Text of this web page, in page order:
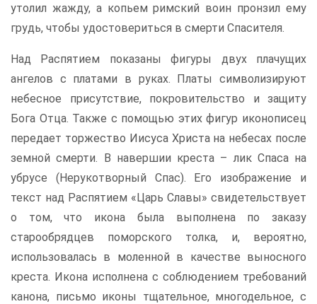
утолил жажду, а копьем римский воин пронзил ему
грудь, чтобы удостовериться в смерти Спасителя.
Над Распятием показаны фигуры двух плачущих
ангелов с платами в руках. Платы символизируют
небесное присутствие, покровительство и защиту
Бога Отца. Также с помощью этих фигур иконописец
передает торжество Иисуса Христа на небесах после
земной смерти. В навершии креста – лик Спаса на
убрусе (Нерукотворный Спас). Его изображение и
текст над Распятием «Царь Славы» свидетельствует
о том, что икона была выполнена по заказу
старообрядцев поморского толка, и, вероятно,
использовалась в моленной в качестве выносного
креста. Икона исполнена с соблюдением требований
канона, письмо иконы тщательное, многодельное, с